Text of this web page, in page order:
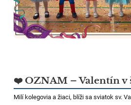
❤️ OZNAM – Valentín v
Milí kolegovia a žiaci, blíži sa sviatok sv.